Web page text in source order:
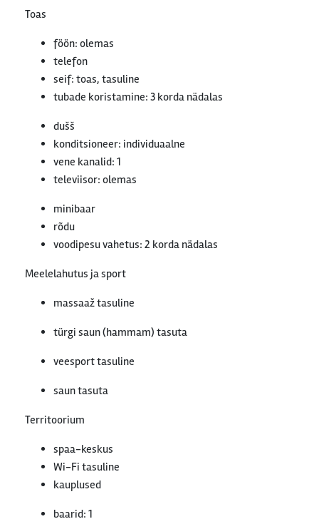
Toas
föön: olemas
telefon
seif: toas, tasuline
tubade koristamine: 3 korda nädalas
dušš
konditsioneer: individuaalne
vene kanalid: 1
televiisor: olemas
minibaar
rõdu
voodipesu vahetus: 2 korda nädalas
Meelelahutus ja sport
massaaž tasuline
türgi saun (hammam) tasuta
veesport tasuline
saun tasuta
Territoorium
spaa-keskus
Wi-Fi tasuline
kauplused
baarid: 1